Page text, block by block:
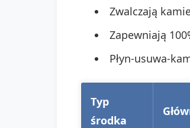
Zwalczają
Zapewniają
Płyn-usuwa-
Typ
środka